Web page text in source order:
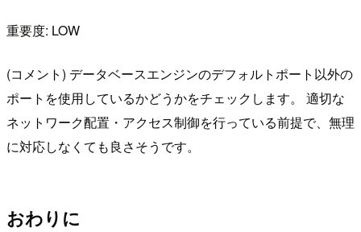
重要度: LOW
(コメント) データベースエンジンのデフォルトポート以外の
ポートを使用しているかどうかをチェックします。 適切な
ネットワーク配置・アクセス制御を行っている前提で、無理
に対応しなくても良さそうです。
おわりに